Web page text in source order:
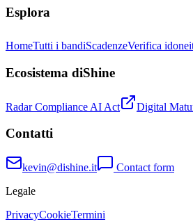
Esplora
HomeTutti i bandiScadenzeVerifica
Ecosistema diShine
Radar Compliance AI Act Digital
Contatti
kevin@dishine.it
Contact form
Legale
PrivacyCookieTermini